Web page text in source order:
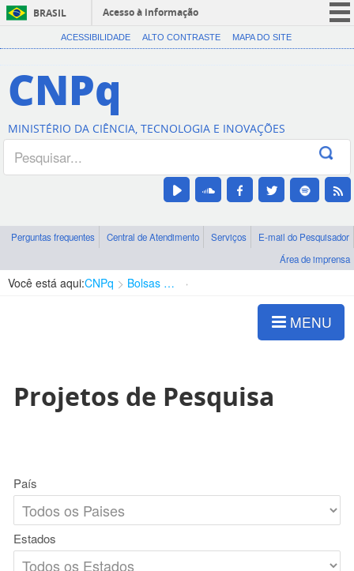
BRASIL
Acesso à informação
CORONAVÍRUS (COVID-19)
Canais
ACESSIBILIDADE ALTO CONTRASTE MAPA DO SITE
CNPq
MINISTÉRIO DA CIÊNCIA, TECNOLOGIA E INOVAÇÕES
Perguntas frequentes Central de Atendimento Serviços
E-mail do Pesquisador
Área de imprensa
Você está aqui:CNPq Bolsas e Auxílios Vigentes
MENU
Projetos de Pesquisa
País
Estados